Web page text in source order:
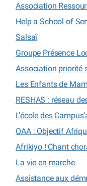
Association
Help a School of
Salsaï
Groupe Présence
Association priorité
Les Enfants de
RESHAS : réseau
L’école des
OAA : Objectif
Afrikiyo ! Chant
La vie en marche
Assistance aux